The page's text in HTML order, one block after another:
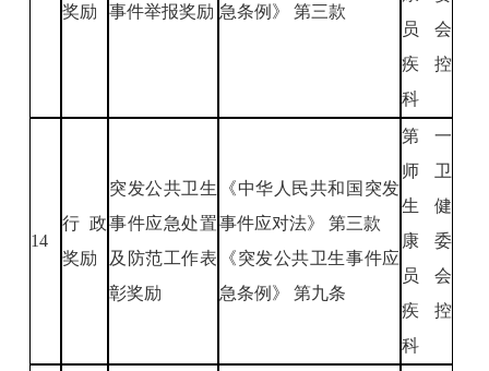
奖励
事件举报奖励 急条例》 第三款
员会
疾控
科
14
行政
奖励
突发公共卫生
事件应急处置
及防范工作表
彰奖励
《中华人民共和国突发
事件应对法》 第三款
《突发公共卫生事件应
急条例》 第九条
第一
师卫
生健
康委
员会
疾控
科